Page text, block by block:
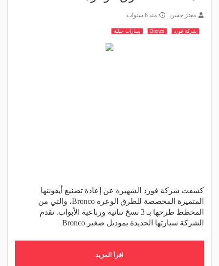
معتز حسن منذ 6 سنوات
شركة فورد Bronco سيارات جبلية
كشفت شركة فورد الشهيرة عن إعادة تصنيع أيقونتها
المتميزة المخصصة للطرق الوعرة Bronco، والتي من
المخطط طرحها بـ 3 نسخ ثنائية ورباعية الأبواب. تقدم
الشركة سيارتها الجديدة بموديل صغير Bronco
اقرأ المزيد